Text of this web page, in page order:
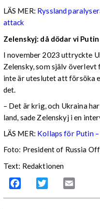
LÄS MER: Ryssland
attack
Zelenskyj: då dödar vi Putin
I november 2023 uttryckte
Zelensky, som själv
inte är uteslutet att försöka
det.
– Det är krig, och Ukraina
land, sade Zelenskyj i en
LÄS MER: Kollaps för Putin
Foto: President of Russia
Text: Redaktionen
Facebook Twitter